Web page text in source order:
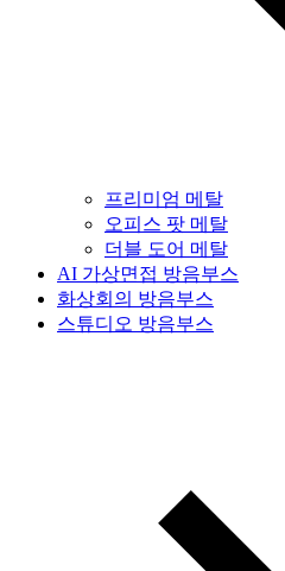
프리미엄 메탈
오피스 팟 메탈
더블 도어 메탈
AI 가상면접 방음부스
화상회의 방음부스
스튜디오 방음부스